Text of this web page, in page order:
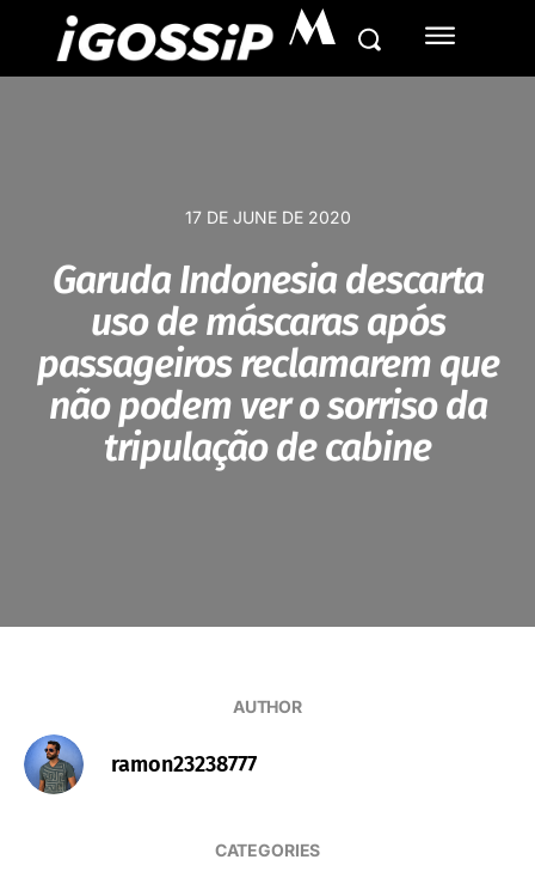
M
17 DE JUNE DE 2020
Garuda Indonesia descarta
uso de máscaras após
passageiros reclamarem que
não podem ver o sorriso da
tripulação de cabine
AUTHOR
ramon23238777
CATEGORIES